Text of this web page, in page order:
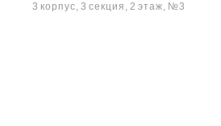
3 корпус, 3 секция, 2 этаж, №3